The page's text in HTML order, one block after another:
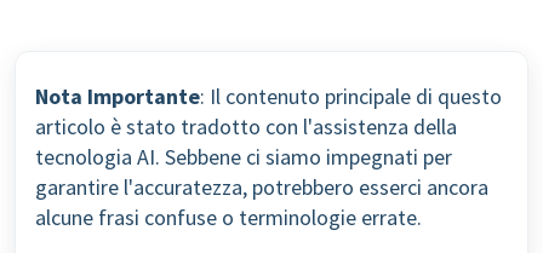
Nota Importante: Il contenuto principale di questo
articolo è stato tradotto con l'assistenza della
tecnologia AI. Sebbene ci siamo impegnati per
garantire l'accuratezza, potrebbero esserci ancora
alcune frasi confuse o terminologie errate.